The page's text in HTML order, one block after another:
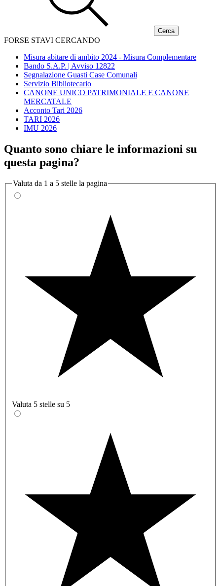
FORSE STAVI CERCANDO
Misura abitare di ambito 2024 - Misura Complementare
Bando S.A.P. | Avviso 12822
Segnalazione Guasti Case Comunali
Servizio Bibliotecario
CANONE UNICO PATRIMONIALE E CANONE
MERCATALE
Acconto Tari 2026
TARI 2026
IMU 2026
Quanto sono chiare le informazioni su
questa pagina?
Valuta da 1 a 5 stelle la pagina
Valuta 5 stelle su 5